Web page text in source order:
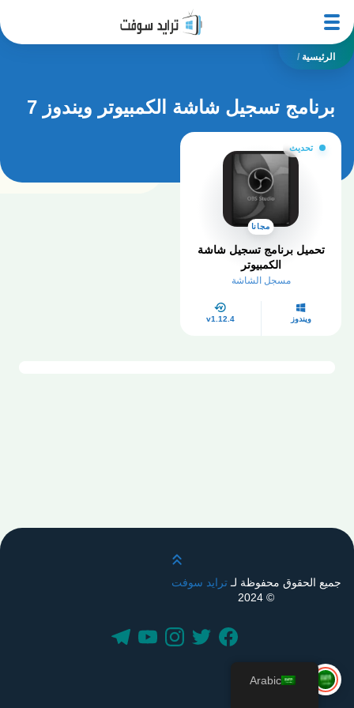
الرئيسية /
برنامج تسجيل شاشة الكمبيوتر ويندوز 7
تحديث
مجانا
تحميل برنامج تسجيل شاشة
الكمبيوتر
مسجل الشاشة
ويندوز v1.12.4
قم بالتمرير لأعلى
جميع الحقوق محفوظة لـترايد سوفت
© 2024
Arabic